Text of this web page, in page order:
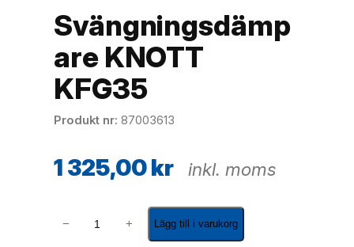
Svängningsdämp
are KNOTT
KFG35
Produkt nr 87003613
1 325,00kr inkl. moms
− + Lägg till i varukorg